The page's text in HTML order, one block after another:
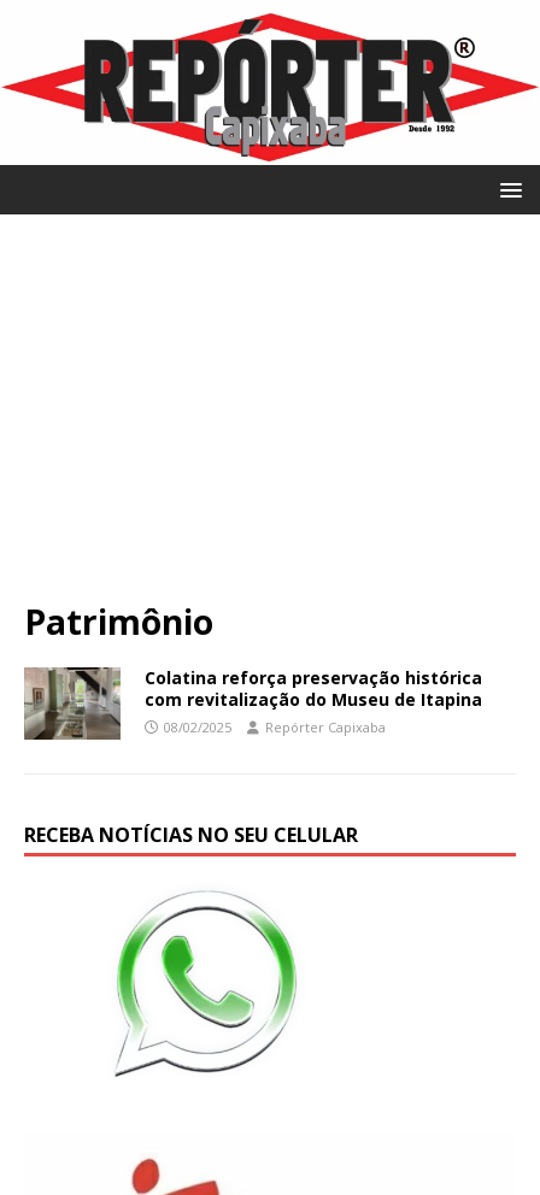
Patrimônio
Colatina reforça preservação histórica
com revitalização do Museu de Itapina
08/02/2025 Repórter Capixaba
RECEBA NOTÍCIAS NO SEU CELULAR